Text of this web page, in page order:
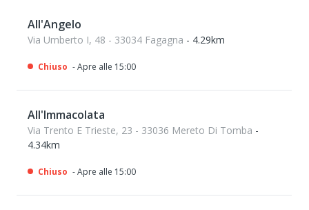
All'Angelo
Via Umberto I, 48 - 33034 Fagagna - 4.29km
Chiuso - Apre alle 15:00
All'Immacolata
Via Trento E Trieste, 23 - 33036 Mereto Di Tomba -
4.34km
Chiuso - Apre alle 15:00